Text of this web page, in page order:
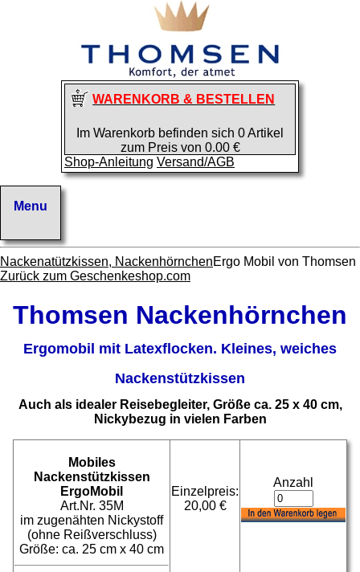
WARENKORB & BESTELLEN
Im Warenkorb befinden sich 0 Artikel
zum Preis von 0.00 €
Shop-Anleitung Versand/AGB
Nackenatützkissen, NackenhörnchenErgo Mobil von Thomsen
Zurück zum Geschenkeshop.com
Thomsen Nackenhörnchen
Ergomobil mit Latexflocken. Kleines, weiches
Nackenstützkissen
Auch als idealer Reisebegleiter, Größe ca. 25 x 40 cm,
Nickybezug in vielen Farben
Mobiles
Nackenstützkissen
ErgoMobil
Art.Nr. 35M
im zugenähten Nickystoff
(ohne Reißverschluss)
Größe: ca. 25 cm x 40 cm
Einzelpreis:
20,00 €
Anzahl